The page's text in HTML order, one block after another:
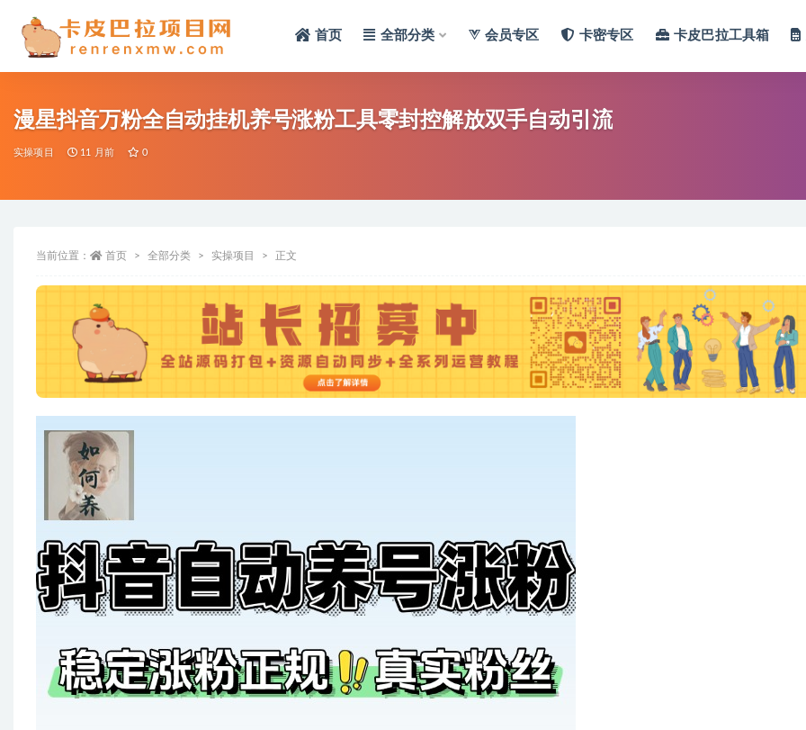
首页 全部分类 会员专区 卡密专区 卡皮巴拉工具箱
漫星抖音万粉全自动挂机养号涨粉工具零封控解放双手自动引流
实操项目 11 月前 0
当前位置： 首页 全部分类 实操项目 正文